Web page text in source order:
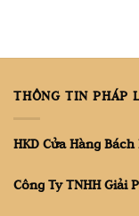
THÔNG TIN PHÁP
HKD Cửa Hàng
Công Ty TNHH Giải